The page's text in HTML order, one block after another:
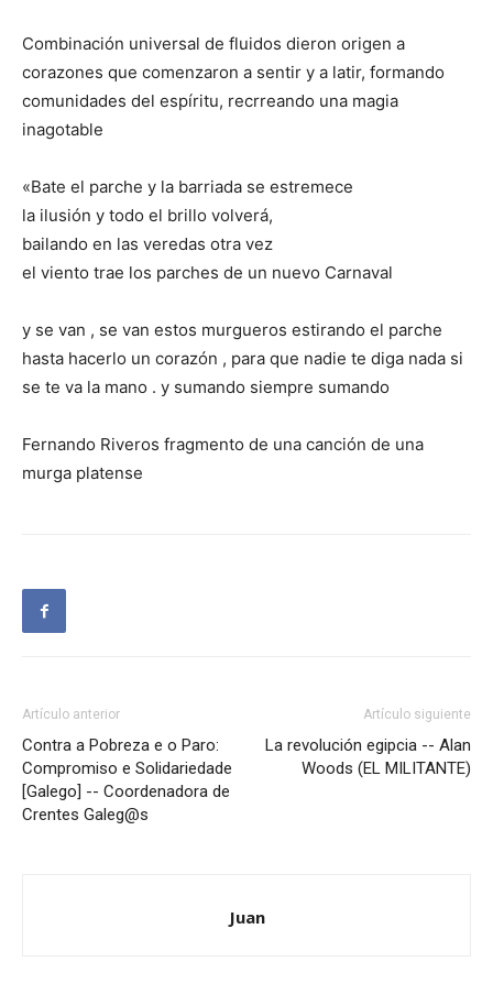
Combinación universal de fluidos dieron origen a
corazones que comenzaron a sentir y a latir, formando
comunidades del espíritu, recrreando una magia
inagotable
«Bate el parche y la barriada se estremece
la ilusión y todo el brillo volverá,
bailando en las veredas otra vez
el viento trae los parches de un nuevo Carnaval
y se van , se van estos murgueros estirando el parche
hasta hacerlo un corazón , para que nadie te diga nada si
se te va la mano . y sumando siempre sumando
Fernando Riveros fragmento de una canción de una
murga platense
Artículo anterior
Contra a Pobreza e o Paro:
Compromiso e Solidariedade
[Galego] -- Coordenadora de
Crentes Galeg@s
Artículo siguiente
La revolución egipcia -- Alan
Woods (EL MILITANTE)
Juan